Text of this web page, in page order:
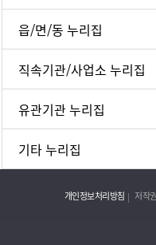
읍/면/동 누리집
직속기관/사업소 누리집
유관기관 누리집
기타 누리집
개인정보처리방침 저작